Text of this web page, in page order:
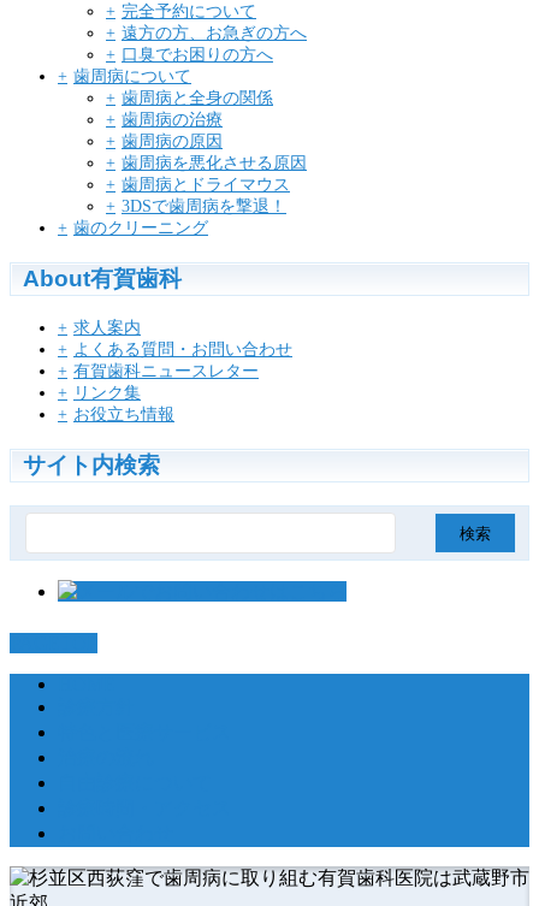
完全予約について
遠方の方、お急ぎの方へ
口臭でお困りの方へ
歯周病について
歯周病と全身の関係
歯周病の治療
歯周病の原因
歯周病を悪化させる原因
歯周病とドライマウス
3DSで歯周病を撃退！
歯のクリーニング
About有賀歯科
求人案内
よくある質問・お問い合わせ
有賀歯科ニュースレター
リンク集
お役立ち情報
サイト内検索
索: